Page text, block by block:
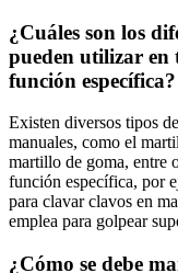
¿Cuáles son los
pueden utilizar en
función específica?
Existen diversos tipos
manuales, como el
martillo de goma, entre
función específica, por
para clavar clavos en
emplea para golpear
¿Cómo se debe